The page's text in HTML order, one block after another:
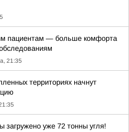
пациентам — больше комфорта
21:35
территориях начнут
загружено уже 72 тонны угля!